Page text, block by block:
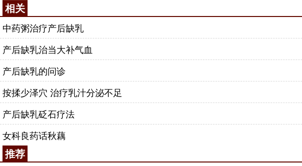
相关
中药粥治疗产后缺乳
产后缺乳治当大补气血
产后缺乳的问诊
按揉少泽穴 治疗乳汁分泌不足
产后缺乳砭石疗法
女科良药话秋藕
推荐